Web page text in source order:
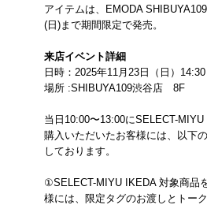
アイテムは、EMODA
(日)まで期間限定で発売。
来店イベント詳細
日時：2025年11月23日（日）14:30
場所 :SHIBUYA109渋谷店 8F
当日10:00〜13:00にSELECT-
購入いただいたお客様には、以下
しております。
①SELECT-MIYU IKEDA 対象商品
様には、限定タグのお渡しとトー